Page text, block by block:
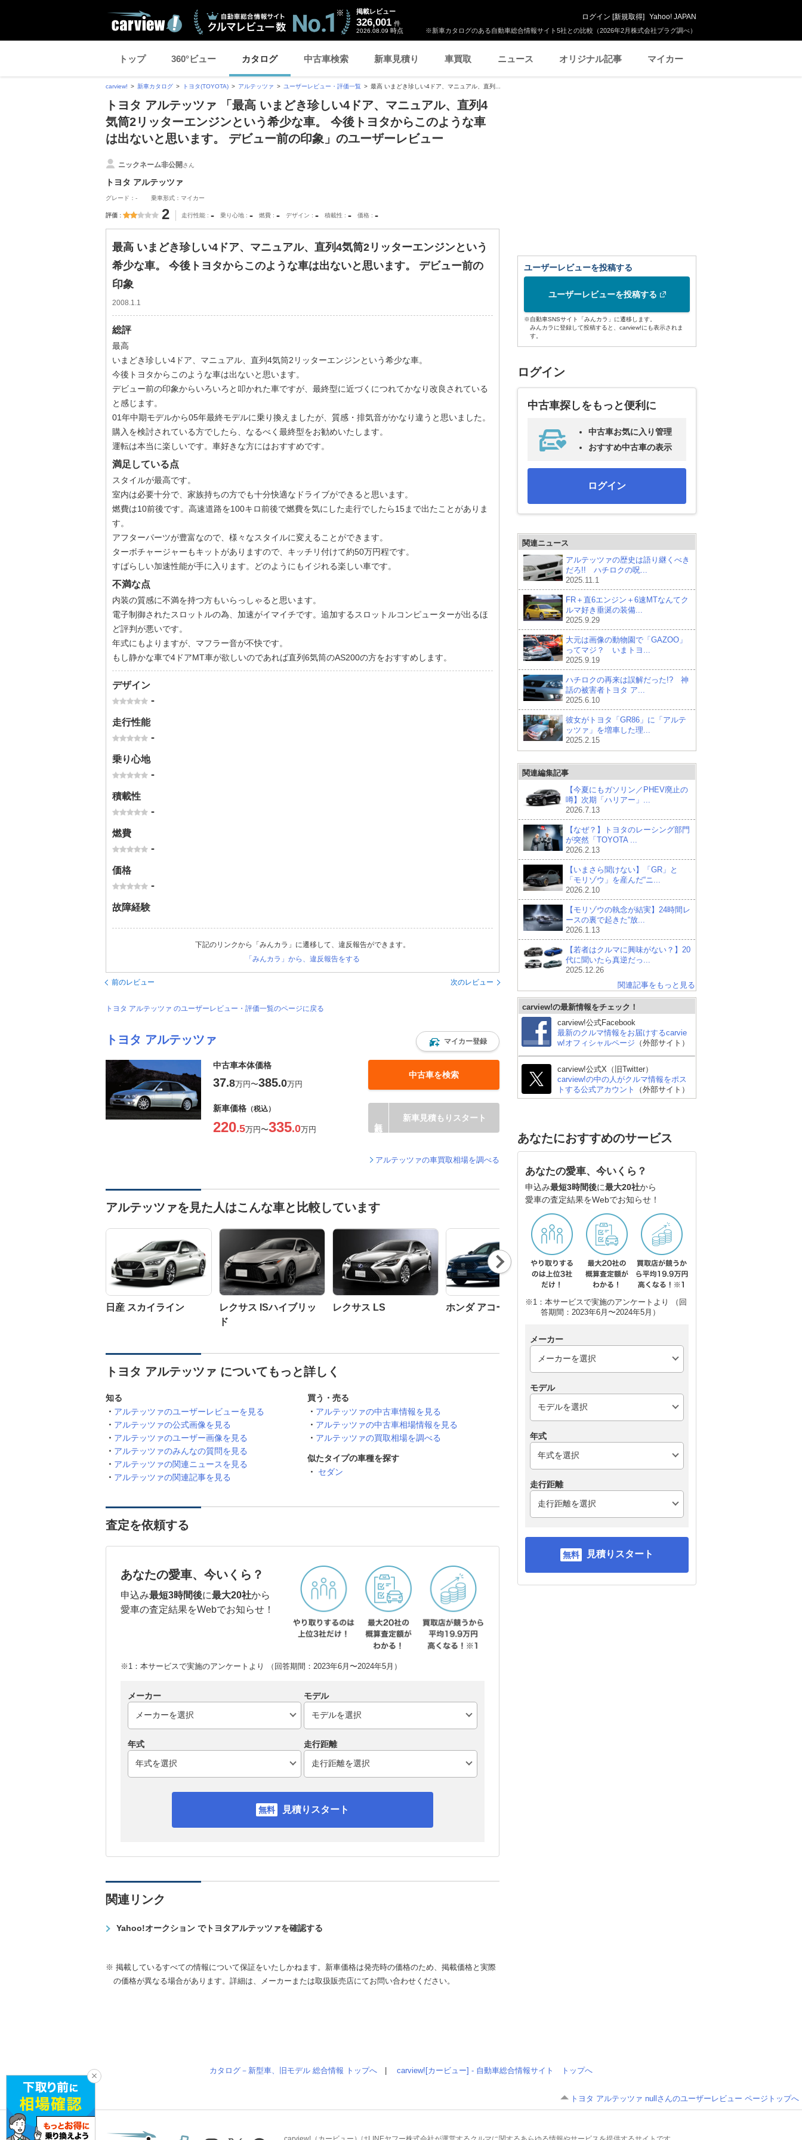
※新車カタログのある自動車総合情報サイト5社との比較（2026年2月株式会社プラグ調べ）
掲載レビュー
326,001 件
2026.08.09 時点
ログイン [新規取得] Yahoo! JAPAN
トップ 360°ビュー カタログ 中古車検索 新車見積り 車買取 ニュース オリジナル記事 マイカー
carview! 新車カタログ トヨタ(TOYOTA) アルテッツァ ユーザーレビュー・評価一覧 最高 いまどき珍しい4ドア、マニュアル、直列...
トヨタ アルテッツァ 「最高 いまどき珍しい4ドア、マニュアル、直列4
気筒2リッターエンジンという希少な車。 今後トヨタからこのような車
は出ないと思います。 デビュー前の印象」のユーザーレビュー
ニックネーム非公開さん
トヨタ アルテッツァ
グレード：- 乗車形式：マイカー
評価 2 走行性能 - 乗り心地 - 燃費 - デザイン - 積載性 - 価格 -
最高 いまどき珍しい4ドア、マニュアル、直列4気筒2リッターエンジンという
希少な車。 今後トヨタからこのような車は出ないと思います。 デビュー前の
印象
2008.1.1
総評
最高
いまどき珍しい4ドア、マニュアル、直列4気筒2リッターエンジンという希少な車。
今後トヨタからこのような車は出ないと思います。
デビュー前の印象からいろいろと叩かれた車ですが、最終型に近づくにつれてかなり改良されている
と感じます。
01年中期モデルから05年最終モデルに乗り換えましたが、質感・排気音がかなり違うと思いました。
購入を検討されている方でしたら、なるべく最終型をお勧めいたします。
運転は本当に楽しいです。車好きな方にはおすすめです。
満足している点
スタイルが最高です。
室内は必要十分で、家族持ちの方でも十分快適なドライブができると思います。
燃費は10前後です。高速道路を100キロ前後で燃費を気にした走行でしたら15まで出たことがありま
す。
アフターパーツが豊富なので、様々なスタイルに変えることができます。
ターボチャージャーもキットがありますので、キッチリ付けて約50万円程です。
すばらしい加速性能が手に入ります。どのようにもイジれる楽しい車です。
不満な点
内装の質感に不満を持つ方もいらっしゃると思います。
電子制御されたスロットルの為、加速がイマイチです。追加するスロットルコンピューターが出るほ
ど評判が悪いです。
年式にもよりますが、マフラー音が不快です。
もし静かな車で4ドアMT車が欲しいのであれば直列6気筒のAS200の方をおすすめします。
デザイン
-
走行性能
-
乗り心地
-
積載性
-
燃費
-
価格
-
故障経験
下記のリンクから「みんカラ」に遷移して、違反報告ができます。
「みんカラ」から、違反報告をする
前のレビュー 次のレビュー
トヨタ アルテッツァ のユーザーレビュー・評価一覧のページに戻る
トヨタ アルテッツァ マイカー登録
中古車本体価格
37.8万円〜385.0万円
中古車を検索
新車価格 （税込）
220.5万円〜335.0万円
新車見積もりスタート
アルテッツァの車買取相場を調べる
アルテッツァを見た人はこんな車と比較しています
日産 スカイライン
レクサス ISハイブリッ
ド
レクサス LS ホンダ アコード スバル WRX S4 BMW 3シリーズ セダン
Nex
t
トヨタ アルテッツァ についてもっと詳しく
知る
アルテッツァのユーザーレビューを見る
アルテッツァの公式画像を見る
アルテッツァのユーザー画像を見る
アルテッツァのみんなの質問を見る
アルテッツァの関連ニュースを見る
アルテッツァの関連記事を見る
買う・売る
アルテッツァの中古車情報を見る
アルテッツァの中古車相場情報を見る
アルテッツァの買取相場を調べる
似たタイプの車種を探す
セダン
査定を依頼する
あなたの愛車、今いくら？
申込み最短3時間後に最大20社から
愛車の査定結果をWebでお知らせ！
※1：本サービスで実施のアンケートより （回答期間：2023年6月〜2024年5月）
メーカー モデル
年式 走行距離
見積りスタート
関連リンク
Yahoo!オークション でトヨタアルテッツァを確認する
※ 掲載しているすべての情報について保証をいたしかねます。新車価格は発売時の価格のため、掲載価格と実際
の価格が異なる場合があります。詳細は、メーカーまたは取扱販売店にてお問い合わせください。
ユーザーレビューを投稿する
ユーザーレビューを投稿する
※自動車SNSサイト「みんカラ」に遷移します。
みんカラに登録して投稿すると、carview!にも表示されま
す。
ログイン
中古車探しをもっと便利に
中古車お気に入り管理
おすすめ中古車の表示
ログイン
関連ニュース
アルテッツァの歴史は語り継くべき
だろ!! ハチロクの呪...
2025.11.1
FR＋直6エンジン＋6速MTなんてク
ルマ好き垂涎の装備...
2025.9.29
大元は画像の動物園で「GAZOO」
ってマジ？ いまトヨ...
2025.9.19
ハチロクの再来は誤解だった!? 神
話の被害者トヨタ ア...
2025.6.10
彼女がトヨタ「GR86」に「アルテ
ッツァ」を増車した理...
2025.2.15
関連編集記事
【今夏にもガソリン／PHEV廃止の
噂】次期「ハリアー」...
2026.7.13
【なぜ？】トヨタのレーシング部門
が突然「TOYOTA ...
2026.2.13
【いまさら聞けない】「GR」と
「モリゾウ」を産んだ“ニ...
2026.2.10
【モリゾウの執念が結実】24時間レ
ースの裏で起きた“放...
2026.1.13
【若者はクルマに興味がない？】20
代に聞いたら真逆だっ...
2025.12.26
関連記事をもっと見る
carview!の最新情報をチェック！
carview!公式Facebook
最新のクルマ情報をお届けするcarvie
w!オフィシャルページ （外部サイト）
carview!公式X（旧Twitter）
carview!の中の人がクルマ情報をポス
トする公式アカウント
（外部サイト）
あなたにおすすめのサービス
あなたの愛車、今いくら？
申込み最短3時間後に最大20社から
愛車の査定結果をWebでお知らせ！
※1：本サービスで実施のアンケートより （回
答期間：2023年6月〜2024年5月）
メーカー
モデル
年式
走行距離
見積りスタート
カタログ－新型車、旧モデル 総合情報 トップへ carview![カービュー] - 自動車総合情報サイト トップへ
トヨタ アルテッツァ nullさんのユーザーレビュー ページトップへ